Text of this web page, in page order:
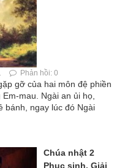
Phản hồi: 0
gỡ của hai môn đệ phiền
mau. Ngài an ủi họ,
bánh, ngay lúc đó Ngài
Chúa nhật 2
Phục sinh. Giải